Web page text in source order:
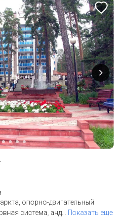
опорно-двигательный
система, анд
Показать еще